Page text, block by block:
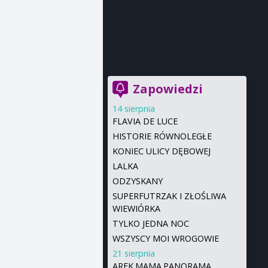
Zapowiedzi
14 sierpnia
FLAVIA DE LUCE
HISTORIE RÓWNOLEGŁE
KONIEC ULICY DĘBOWEJ
LALKA
ODZYSKANY
SUPERFUTRZAK I ZŁOŚLIWA
WIEWIÓRKA
TYLKO JEDNA NOC
WSZYSCY MOI WROGOWIE
21 sierpnia